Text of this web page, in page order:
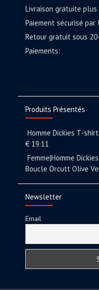
Livraison gratuite plus
Paiement sécurisé
Retour gratuit sous
Paiements:
Produits Présentés
Homme Dickies T-
€ 19.11
Femme|Homme
Boucle Orcutt Olive
Newsletter
Email